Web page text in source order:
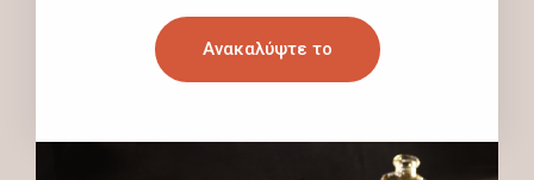
Ανακαλύψτε το